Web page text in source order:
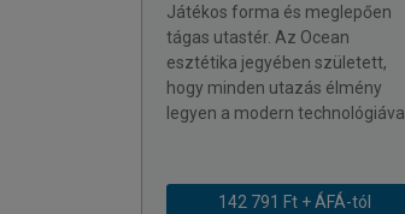
Játékos forma és meglepően
tágas utastér. Az Ocean
esztétika jegyében született,
hogy minden utazás élmény
legyen a modern technológiával.
142 791 Ft + ÁFÁ-tól